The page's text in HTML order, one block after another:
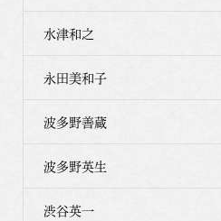
水津和之
永田美和子
波多野善蔵
波多野英生
渋谷英一